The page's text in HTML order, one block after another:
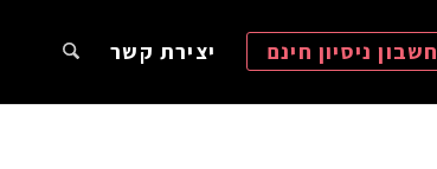
חשבון ניסיון חינם יצירת קשר